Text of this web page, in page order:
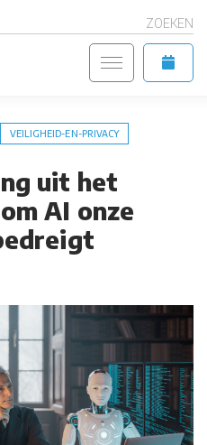
ZOEKEN
VEILIGHEID-EN-PRIVACY
uit het
AI onze